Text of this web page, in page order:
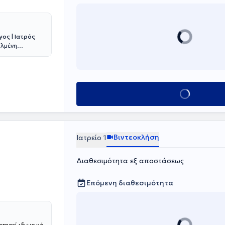
| Ιατρός
κλινική
διαβήτη
διαταραχών
επιπλέον
και Sport
Ελληνικής
Ιατρικού
Κλείσε ραντεβού
Ιατρείο 1 Βιντεοκλήση
Διαθεσιμότητα εξ αποστάσεως
Επόμενη διαθεσιμότητα